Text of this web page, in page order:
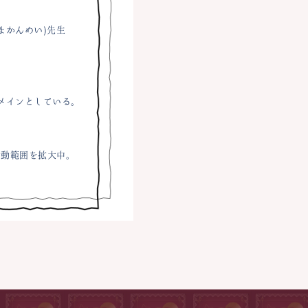
かんめい)先生
ンとしている。
範囲を拡大中。